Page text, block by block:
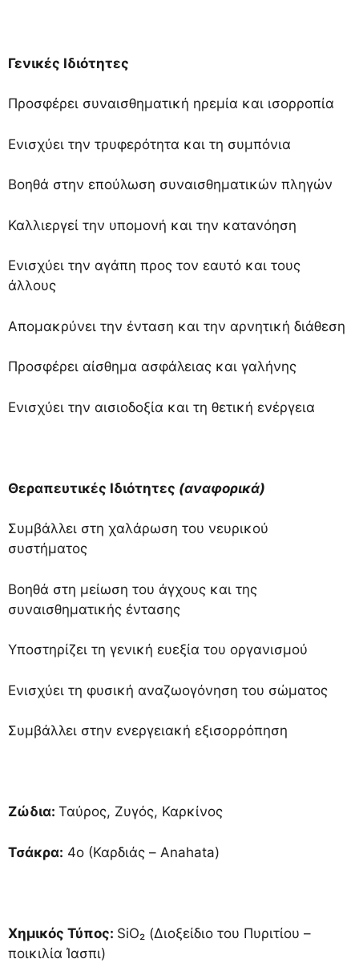
Γενικές Ιδιότητες
Προσφέρει συναισθηματική ηρεμία και ισορροπία
Ενισχύει την τρυφερότητα και τη συμπόνια
Βοηθά στην επούλωση συναισθηματικών πληγών
Καλλιεργεί την υπομονή και την κατανόηση
Ενισχύει την αγάπη προς τον εαυτό και τους
άλλους
Απομακρύνει την ένταση και την αρνητική διάθεση
Προσφέρει αίσθημα ασφάλειας και γαλήνης
Ενισχύει την αισιοδοξία και τη θετική ενέργεια
Θεραπευτικές Ιδιότητες (αναφορικά)
Συμβάλλει στη χαλάρωση του νευρικού
συστήματος
Βοηθά στη μείωση του άγχους και της
συναισθηματικής έντασης
Υποστηρίζει τη γενική ευεξία του οργανισμού
Ενισχύει τη φυσική αναζωογόνηση του σώματος
Συμβάλλει στην ενεργειακή εξισορρόπηση
Ζώδια: Ταύρος, Ζυγός, Καρκίνος
Τσάκρα: 4ο (Καρδιάς – Anahata)
Χημικός Τύπος: SiO₂ (Διοξείδιο του Πυριτίου –
ποικιλία Ίασπι)